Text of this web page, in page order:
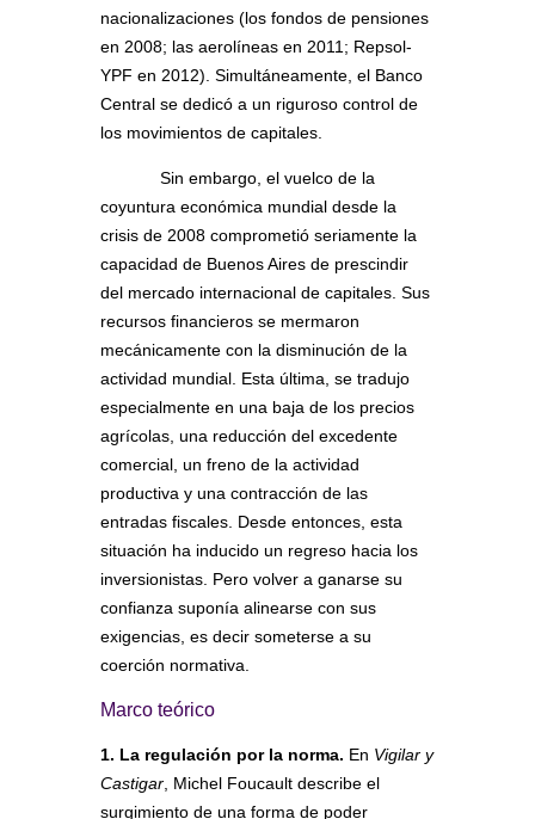
nacionalizaciones (los fondos de pensiones
en 2008; las aerolíneas en 2011; Repsol-
YPF en 2012). Simultáneamente, el Banco
Central se dedicó a un riguroso control de
los movimientos de capitales.
Sin embargo, el vuelco de la
coyuntura económica mundial desde la
crisis de 2008 comprometió seriamente la
capacidad de Buenos Aires de prescindir
del mercado internacional de capitales. Sus
recursos financieros se mermaron
mecánicamente con la disminución de la
actividad mundial. Esta última, se tradujo
especialmente en una baja de los precios
agrícolas, una reducción del excedente
comercial, un freno de la actividad
productiva y una contracción de las
entradas fiscales. Desde entonces, esta
situación ha inducido un regreso hacia los
inversionistas. Pero volver a ganarse su
confianza suponía alinearse con sus
exigencias, es decir someterse a su
coerción normativa.
Marco teórico
1. La regulación por la norma. En Vigilar y
Castigar , Michel Foucault describe el
surgimiento de una forma de poder